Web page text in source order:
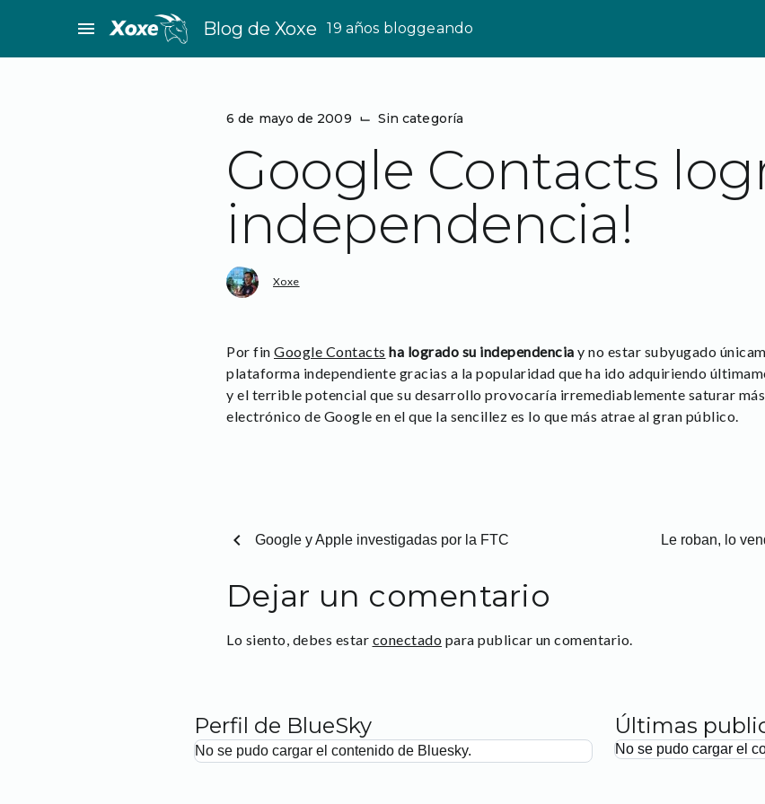
menu Blog de Xoxe 19 años bloggeando
6 de mayo de 2009 ⌙ Sin categoría
Google Contacts
independencia!
Xoxe
Por fin Google Contacts ha logrado su independencia y no estar subyugado
plataforma independiente gracias a la popularidad que ha ido adquiriendo
y el terrible potencial que su desarrollo provocaría irremediablemente saturar
electrónico de Google en el que la sencillez es lo que más atrae al gran público.
chevron_left Google y Apple investigadas por la FTC Le roban, lo
Dejar un comentario
Lo siento, debes estar conectado para publicar un comentario.
Perfil de BlueSky
No se pudo cargar el contenido de Bluesky.
Últimas
No se pudo cargar el